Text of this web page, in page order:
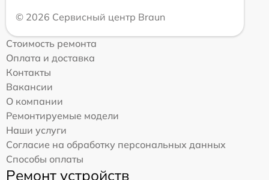
© 2026 Сервисный центр Braun
Стоимость ремонта
Оплата и доставка
Контакты
Вакансии
О компании
Ремонтируемые модели
Наши услуги
Согласие на обработку персональных данных
Способы оплаты
Ремонт устройств